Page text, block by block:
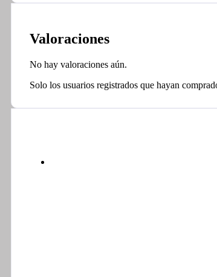
Valoraciones
No hay valoraciones aún.
Solo los usuarios registrados que hayan